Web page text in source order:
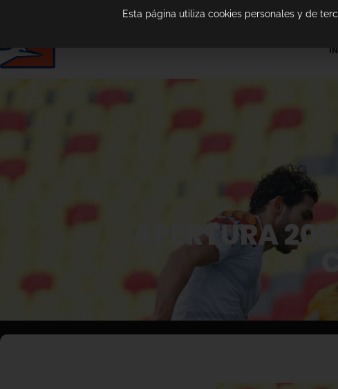
APERTURA
Esta página utiliza cookies personales y de